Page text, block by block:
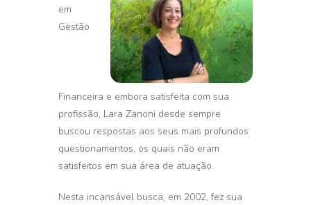
em
Gestão
Financeira e embora satisfeita com sua
profissão, Lara Zanoni desde sempre
buscou respostas aos seus mais profundos
questionamentos, os quais não eram
satisfeitos em sua área de atuação.
Nesta incansável busca, em 2002, fez sua